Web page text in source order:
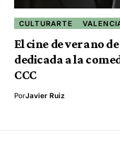
CULTURARTE
El cine de verano
dedicada a la
CCC
PorJavier Ruiz